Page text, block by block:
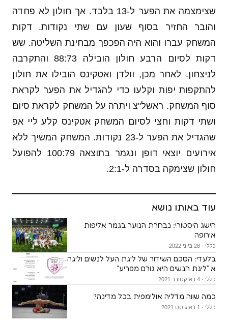
שצימצמה את הפער ל-13 בלבד. אך חולון לא פחדה
והובר החזיר בסוף שעון עם שתי נקודות. דקות
המשחק עברו והוא היה הפכפך מבחינת השליטה. שש
דקות לסיום הרבע חולון הובילה 88:73 והתקרבה
לניצחון. לאחר מכן, וולדן ואטקינס הובילו את חולון
להתקפות יפות וקלעו כדי להגדיל את הפער לקראת
סוף המשחק. ראשל"צ ויתרה על המשחק לקראת סיום
ושתי דקות וחצי לסיום המשחק אטקינס קלע ליי אפ
שהגדיל את הפער ל-23 נקודות. המשחק המשיך ללא
אירועים יוצאי דופן ונגמר בתוצאה 100:79 להפועל
חולון שצימקה בסדרה ל-2:1.
עוד באותו נושא
הישג היסטורי: נבחרת הנוער בגמר אליפות
אירופה
כללי · 28 ביוני 2022
בלעדי: הסכם השידור של ליגת העל לנשים וליגה
א ״ליגת הנשים היא גורם מפריע״
כללי · 4 באוקטובר 2021
כמה שווה מדליה אולימפית בכל מדינה?
כללי · 1 באוגוסט 2021